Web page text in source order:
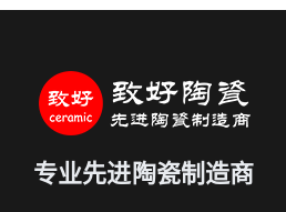
专业先进陶瓷制造商